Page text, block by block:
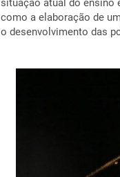
situação atual do ensino
como a elaboração de
o desenvolvimento das